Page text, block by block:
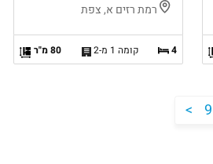
רמת רזים א, צפת
4 קומה 1 מ-2 80 מ"ר
9
<